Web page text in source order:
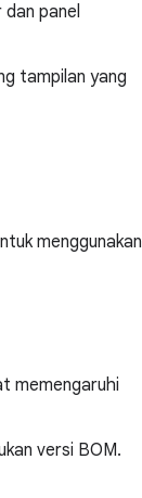
panel
tampilan yang
menggunakan
memengaruhi
versi BOM.